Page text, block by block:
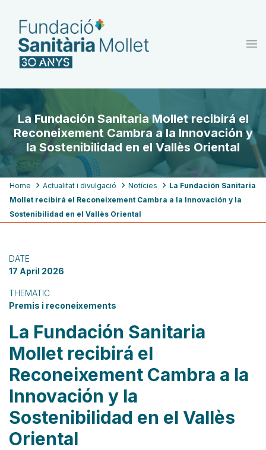
main
content
La Fundación Sanitaria Mollet recibirá el
Reconeixement Cambra a la Innovación y
la Sostenibilidad en el Vallès Oriental
Breadcrumb
Home Actualitat i divulgació Notícies
La Fundación Sanitaria
Mollet recibirá el Reconeixement Cambra a la Innovación y la
Sostenibilidad en el Vallès Oriental
DATE
17 April 2026
THEMATIC
Premis i reconeixements
La Fundación Sanitaria
Mollet recibirá el
Reconeixement Cambra a la
Innovación y la
Sostenibilidad en el Vallès
Oriental